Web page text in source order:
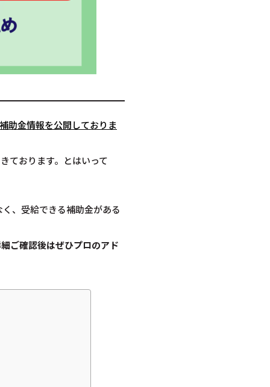
助金情報を公開しておりま
ております。とはいって
、受給できる補助金がある
ご確認後はぜひプロのアド